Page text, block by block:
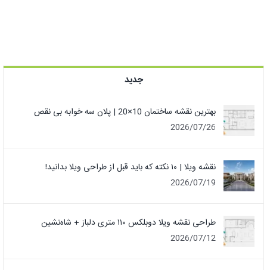
جدید
بهترین نقشه ساختمان 10×20 | پلان سه خوابه بی نقص
2026/07/26
نقشه ویلا | ۱۰ نکته که باید قبل از طراحی ویلا بدانید!
2026/07/19
طراحی نقشه ویلا دوبلکس ۱۱۰ متری دلباز + شاه‌نشین
2026/07/12